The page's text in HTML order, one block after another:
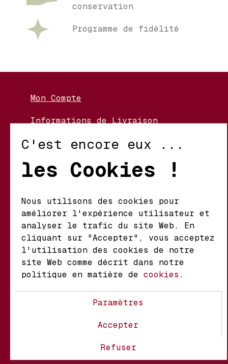
conservation
Programme de fidélité
Mon Compte
Informations de Livraison
Conditions d’Utilisation
Mathieu S.A. Vins fins
d'origine
Chemin du Coteau 29 A
1123 Aclens Suisse
@MATHIEUVINS
Contact FAQ
C'est encore eux ...
les Cookies !
Nous utilisons des cookies pour
améliorer l'expérience utilisateur et
analyser le trafic du site Web. En
cliquant sur "Accepter", vous acceptez
l'utilisation des cookies de notre
site Web comme décrit dans notre
politique en matière de cookies .
Paramètres
Accepter
Refuser